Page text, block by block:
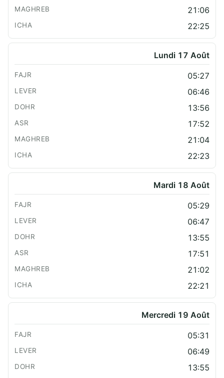
21:06
22:25
Lundi 17 Août
05:27
06:46
13:56
17:52
21:04
22:23
Mardi 18 Août
05:29
06:47
13:55
17:51
21:02
22:21
Mercredi 19 Août
05:31
06:49
13:55